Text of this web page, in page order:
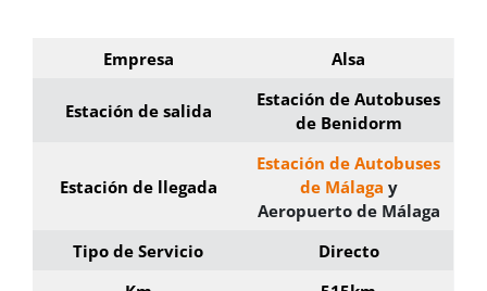
Empresa Alsa
Estación de salida
Estación de Autobuses
de Benidorm
Estación de llegada
Estación de Autobuses
de Málaga y
Aeropuerto de Málaga
Tipo de Servicio
Directo